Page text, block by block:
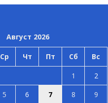
Август 2026
Ср Чт Пт Сб Вс
1
2
5 6 7 8 9